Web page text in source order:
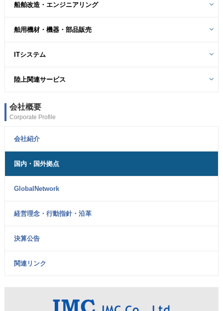
船舶改造・エンジニアリング
舶用機材・機器・部品販売
ITシステム
陸上関連サービス
会社概要
Corporate Profile
会社紹介
国内・国外拠点
GlobalNetwork
経営理念・行動指針・沿革
決算公告
関連リンク